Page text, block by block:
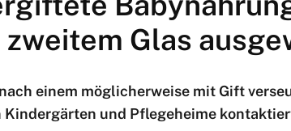
zweitem Glas
einem möglicherweise mit Gift
Kindergärten und Pflegeheime